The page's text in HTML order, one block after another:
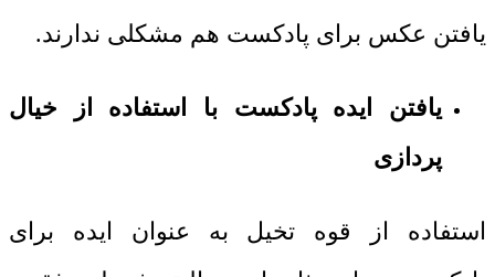
یافتن عکس برای پادکست هم مشکلی ندارند.
یافتن ایده پادکست با استفاده از خیال
پردازی
استفاده از قوه تخیل به عنوان ایده برای